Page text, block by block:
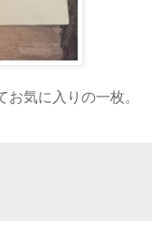
気に入りの一枚。